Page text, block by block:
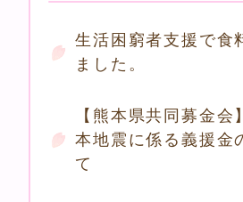
生活困窮者支援で食
ました。
【熊本県共同募金会
本地震に係る義援金
て